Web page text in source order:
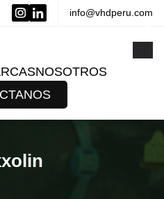
info@vhdperu.com
NOSOTROS